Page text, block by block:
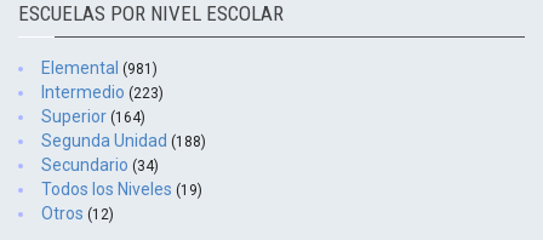
ESCUELAS POR NIVEL ESCOLAR
Elemental (981)
Intermedio (223)
Superior (164)
Segunda Unidad (188)
Secundario (34)
Todos los Niveles (19)
Otros (12)